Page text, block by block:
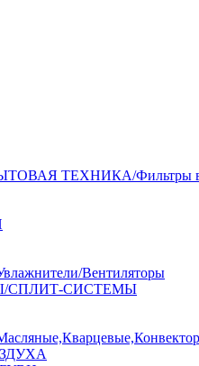
ТЕХНИКА/Фильтры
Вентиляторы
СПЛИТ-СИСТЕМЫ